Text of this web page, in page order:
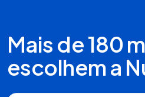
Mais de 180
escolhem a